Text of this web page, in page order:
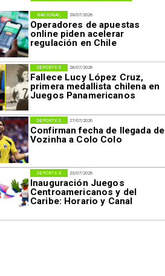
29/07/2026
Operadores de apuestas
online piden acelerar
regulación en Chile
NACIONAL
28/07/2026
Fallece Lucy López Cruz,
primera medallista chilena en
Juegos Panamericanos
DEPORTES
27/07/2026
Confirman fecha de llegada de
Vozinha a Colo Colo
DEPORTES
23/07/2026
Inauguración Juegos
Centroamericanos y del
Caribe: Horario y Canal
DEPORTES